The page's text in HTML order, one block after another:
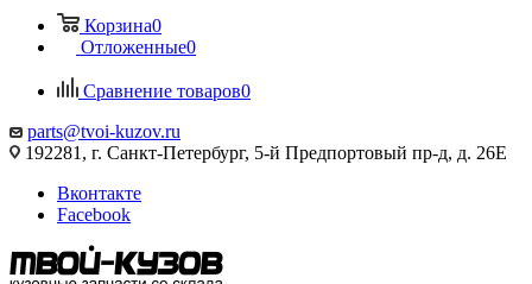
Корзина0
Отложенные0
Сравнение товаров0
parts@tvoi-kuzov.ru
192281, г. Санкт-Петербург, 5-й Предпортовый пр-д, д. 26Е
Вконтакте
Facebook